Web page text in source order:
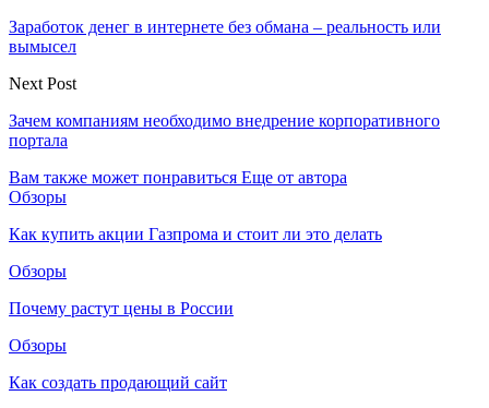
Заработок денег в интернете без обмана – реальность или
вымысел
Next Post
Зачем компаниям необходимо внедрение корпоративного
портала
Вам также может понравиться Еще от автора
Обзоры
Как купить акции Газпрома и стоит ли это делать
Обзоры
Почему растут цены в России
Обзоры
Как создать продающий сайт